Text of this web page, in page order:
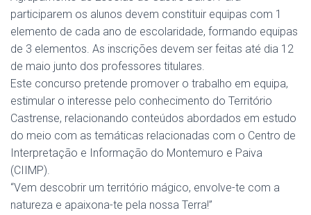
participarem os alunos devem constituir equipas com 1
elemento de cada ano de escolaridade, formando equipas
de 3 elementos. As inscrições devem ser feitas até dia 12
de maio junto dos professores titulares.
Este concurso pretende promover o trabalho em equipa,
estimular o interesse pelo conhecimento do Território
Castrense, relacionando conteúdos abordados em estudo
do meio com as temáticas relacionadas com o Centro de
Interpretação e Informação do Montemuro e Paiva
(CIIMP).
“Vem descobrir um território mágico, envolve-te com a
natureza e apaixona-te pela nossa Terra!”